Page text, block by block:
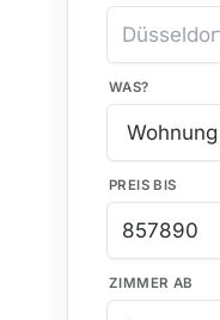
WAS?
PREIS BIS
ZIMMER AB